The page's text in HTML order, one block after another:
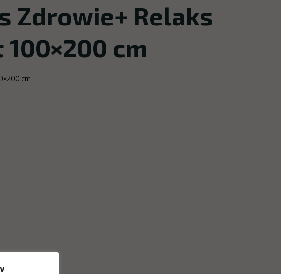
Zdrowie+ Relaks
cm
cm